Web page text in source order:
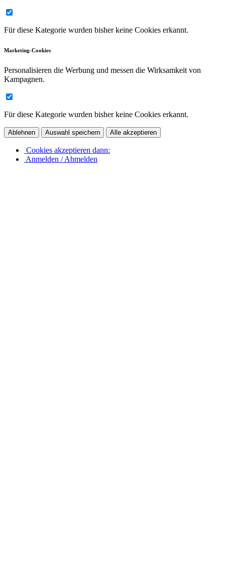
Für diese Kategorie wurden bisher keine Cookies erkannt.
Marketing-Cookies
Personalisieren die Werbung und messen die Wirksamkeit von
Kampagnen.
Für diese Kategorie wurden bisher keine Cookies erkannt.
Ablehnen Auswahl speichern Alle akzeptieren
Cookies akzeptieren dann:
Anmelden / Abmelden